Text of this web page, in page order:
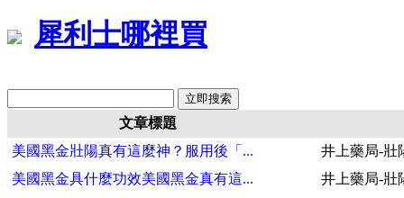
犀利士哪裡買
文章標題
美國黑金壯陽真有這麼神？服用後「...
井上藥局-壯
美國黑金具什麼功效美國黑金真有這...
井上藥局-壯